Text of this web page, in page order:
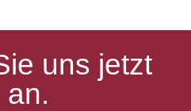
uns jetzt
an.